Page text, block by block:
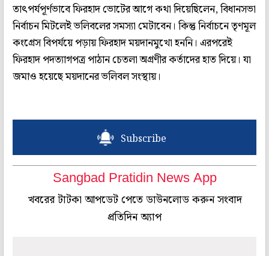
তাৎপর্যপূর্ণভাবে ফিরহাদ ভোটের আগে কথা দিয়েছিলেন, বিধানসভা
নির্বাচন মিটলেই ভলিবলের সমস্যা মেটাবেন। কিন্তু নির্বাচনে তৃণমূল
কংগ্রেস বিপর্যয়ে পড়ায় ফিরহাদ ময়দানমুখো হননি। এরপরেই
ফিরহাদ পদত্যাগপত্র পাঠান চেতলা অগ্রণীর কর্তাদের হাত দিয়ে। যা
জমাও হয়েছে ময়দানের ভলিবল সংস্থায়।
Subscribe
Sangbad Pratidin News App
খবরের টাটকা আপডেট পেতে ডাউনলোড করুন সংবাদ
প্রতিদিন অ্যাপ